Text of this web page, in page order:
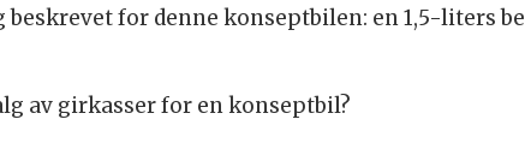
for denne konseptbilen: en 1,5-liters
av girkasser for en konseptbil?